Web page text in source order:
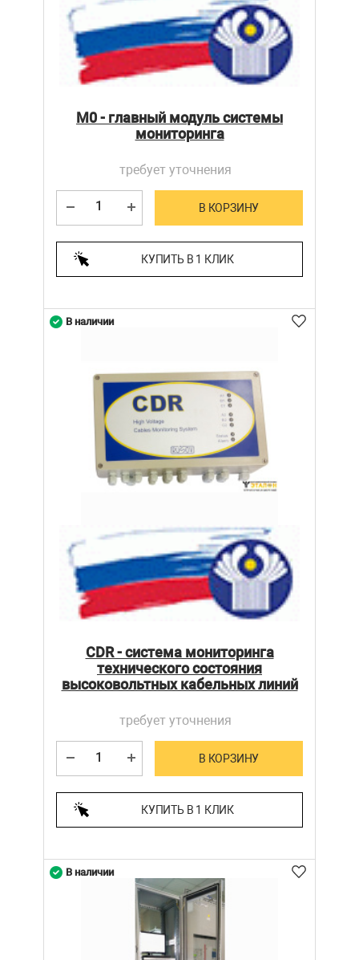
M0 - главный модуль системы
мониторинга
требует уточнения
В КОРЗИНУ
КУПИТЬ В 1 КЛИК
CDR - система мониторинга
технического состояния
высоковольтных кабельных линий
требует уточнения
В КОРЗИНУ
КУПИТЬ В 1 КЛИК
В наличии
В наличии